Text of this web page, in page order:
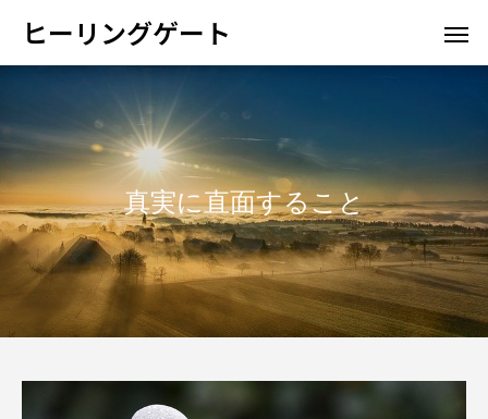
ヒーリングゲート
真実に直面すること